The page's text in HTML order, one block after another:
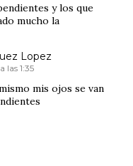
y los que
mucho la
Lopez
las 1:35
mis ojos se van